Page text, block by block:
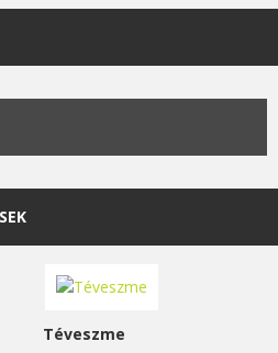
Téveszme